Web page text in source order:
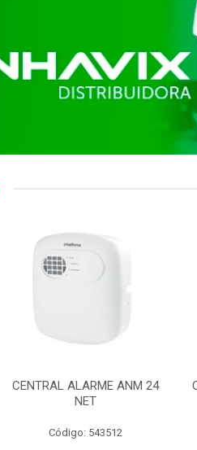
CENTRAL ALARME ANM 24
NET
Código: 543512